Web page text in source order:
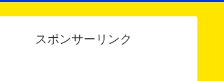
スポンサーリンク